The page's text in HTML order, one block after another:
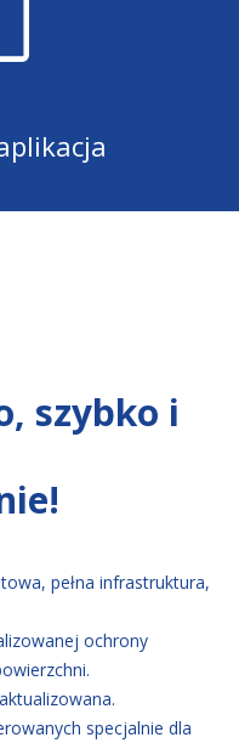
szybko i
pełna infrastruktura,
ochrony
specjalnie dla